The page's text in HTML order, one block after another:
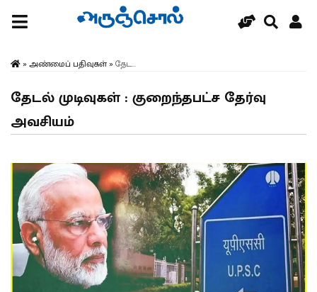
» அண்மைப் பதிவுகள்» தேட...
தேடல் முடிவுகள் : குறைந்தபட்ச தேர்வு
அவசியம்